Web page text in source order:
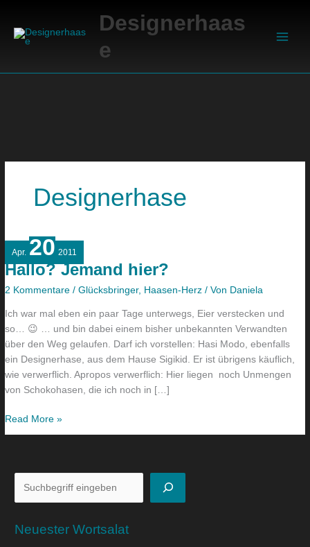
springen
Designerhaas
e
Designerhase
Apr. 20 2011
Hallo? Jemand hier?
2 Kommentare /Glücksbringer, Haasen-Herz / Von Daniela
Ich war mal eben ein paar Tage unterwegs, Eier verstecken und
so… 😉 … und bin dabei einem bisher unbekannten Verwandten
über den Weg gelaufen. Darf ich vorstellen: Hasi Modo, ebenfalls
ein Designerhase, aus dem Hause Sigikid. Er ist übrigens käuflich,
wie verwerflich. Apropos verwerflich: Hier liegen noch Unmengen
von Schokohasen, die ich noch in […]
Hallo?
Jemand
hier?
Read More »
Neuester Wortsalat